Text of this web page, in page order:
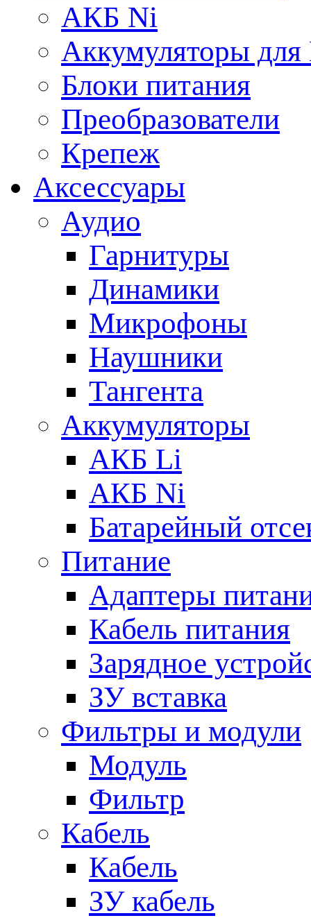
АКБ Ni
Аккумуляторы
Блоки питания
Преобразователи
Крепеж
Аксессуары
Аудио
Гарнитуры
Динамики
Микрофоны
Наушники
Тангента
Аккумуляторы
АКБ Li
АКБ Ni
Батарейный
Питание
Адаптеры
Кабель питания
Зарядное
ЗУ вставка
Фильтры и модули
Модуль
Фильтр
Кабель
Кабель
ЗУ кабель